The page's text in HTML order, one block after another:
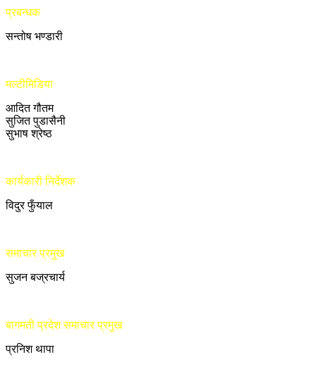
प्रबन्धक
सन्तोष भण्डारी
मल्टीमिडिया
आदित गौतम
सुजित पुडासैनी
सुभाष श्रेष्ठ
कार्यकारी निर्देशक
विदुर फुँयाल
समाचार प्रमुख
सुजन बज्रचार्य
बागमती प्रदेश समाचार प्रमुख
प्रनिश थापा